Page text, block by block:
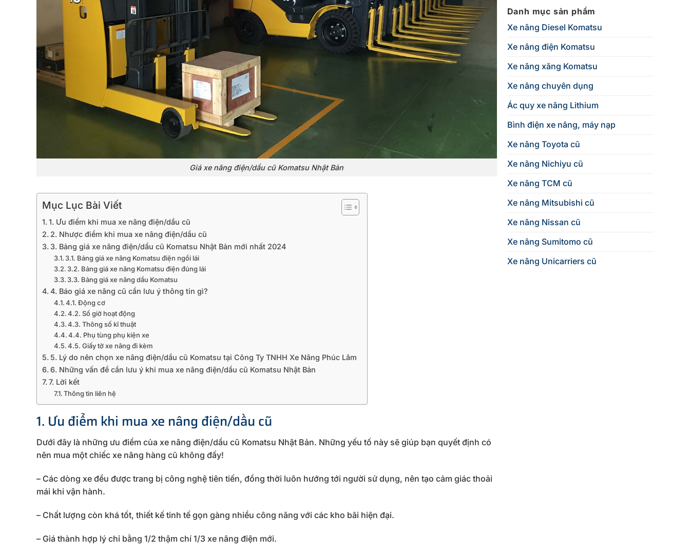
Giá xe nâng điện/dầu cũ Komatsu Nhật Bản
Mục Lục Bài Viết
1. Ưu điểm khi mua xe nâng điện/dầu cũ
2. Nhược điểm khi mua xe nâng điện/dầu cũ
3. Bảng giá xe nâng điện/dầu cũ Komatsu Nhật Bản mới nhất 2024
3.1. Bảng giá xe nâng Komatsu điện ngồi lái
3.2. Bảng giá xe nâng Komatsu điện đúng lái
3.3. Bảng giá xe nâng dầu Komatsu
4. Báo giá xe nâng cũ cần lưu ý thông tin gì?
4.1. Động cơ
4.2. Số giờ hoạt động
4.3. Thông số kĩ thuật
4.4. Phụ tùng phụ kiện xe
4.5. Giấy tờ xe nâng đi kèm
5. Lý do nên chọn xe nâng điện/dầu cũ Komatsu tại Công Ty TNHH Xe Nâng Phúc Lâm
6. Những vấn đề cần lưu ý khi mua xe nâng điện/dầu cũ Komatsu Nhật Bản
7. Lời kết
Thông tin liên hệ
1. Ưu điểm khi mua xe nâng điện/dầu cũ
Dưới đây là những ưu điểm của xe nâng điện/dầu cũ Komatsu Nhật Bản. Những yếu tố này sẽ giúp bạn quyết định có
nên mua một chiếc xe nâng hàng cũ không đấy!
– Các dòng xe đều được trang bị công nghệ tiên tiến, đồng thời luôn hướng tới người sử dụng, nên tạo cảm giác thoải
mái khi vận hành.
– Chất lượng còn khá tốt, thiết kế tinh tế gọn gàng nhiều công năng với các kho bãi hiện đại.
– Giá thành hợp lý chỉ bằng 1/2 thậm chí 1/3 xe nâng điện mới.
Danh mục sản phẩm
Xe nâng Diesel Komatsu
Xe nâng điện Komatsu
Xe nâng xăng Komatsu
Xe nâng chuyên dụng
Ác quy xe nâng Lithium
Bình điện xe nâng, máy nạp
Xe nâng Toyota cũ
Xe nâng Nichiyu cũ
Xe nâng TCM cũ
Xe nâng Mitsubishi cũ
Xe nâng Nissan cũ
Xe nâng Sumitomo cũ
Xe nâng Unicarriers cũ